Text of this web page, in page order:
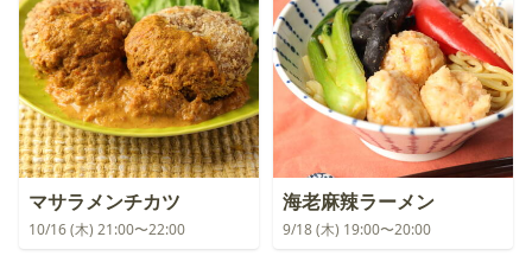
マサラメンチカツ
10/16 (木) 21:00〜22:00
海老麻辣ラーメン
9/18 (木) 19:00〜20:00